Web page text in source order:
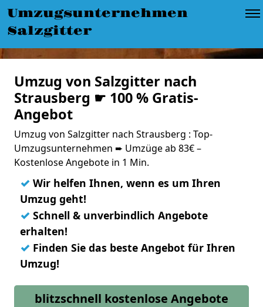
Umzugsunternehmen
Salzgitter
Umzug von Salzgitter nach
Strausberg ☛ 100 % Gratis-
Angebot
Umzug von Salzgitter nach Strausberg : Top-
Umzugsunternehmen ➨ Umzüge ab 83€ –
Kostenlose Angebote in 1 Min.
✓ Wir helfen Ihnen, wenn es um Ihren
Umzug geht!
✓ Schnell & unverbindlich Angebote
erhalten!
✓ Finden Sie das beste Angebot für Ihren
Umzug!
blitzschnell kostenlose Angebote